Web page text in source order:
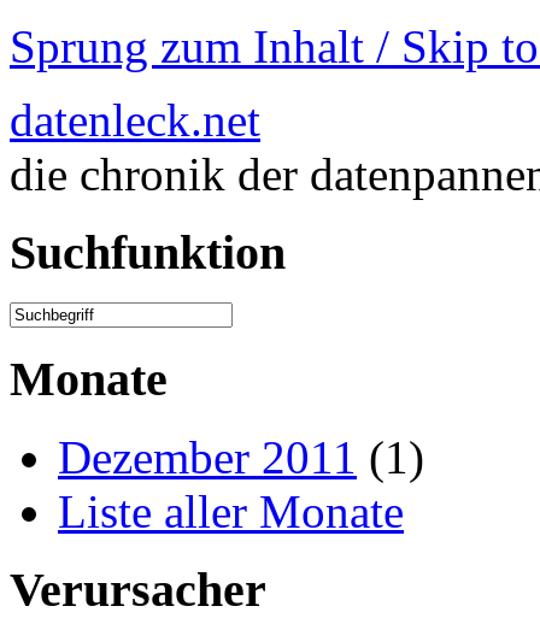
Sprung zum Inhalt / Skip
datenleck.net
die chronik der
Suchfunktion
Monate
Dezember 2011 (1)
Liste aller Monate
Verursacher